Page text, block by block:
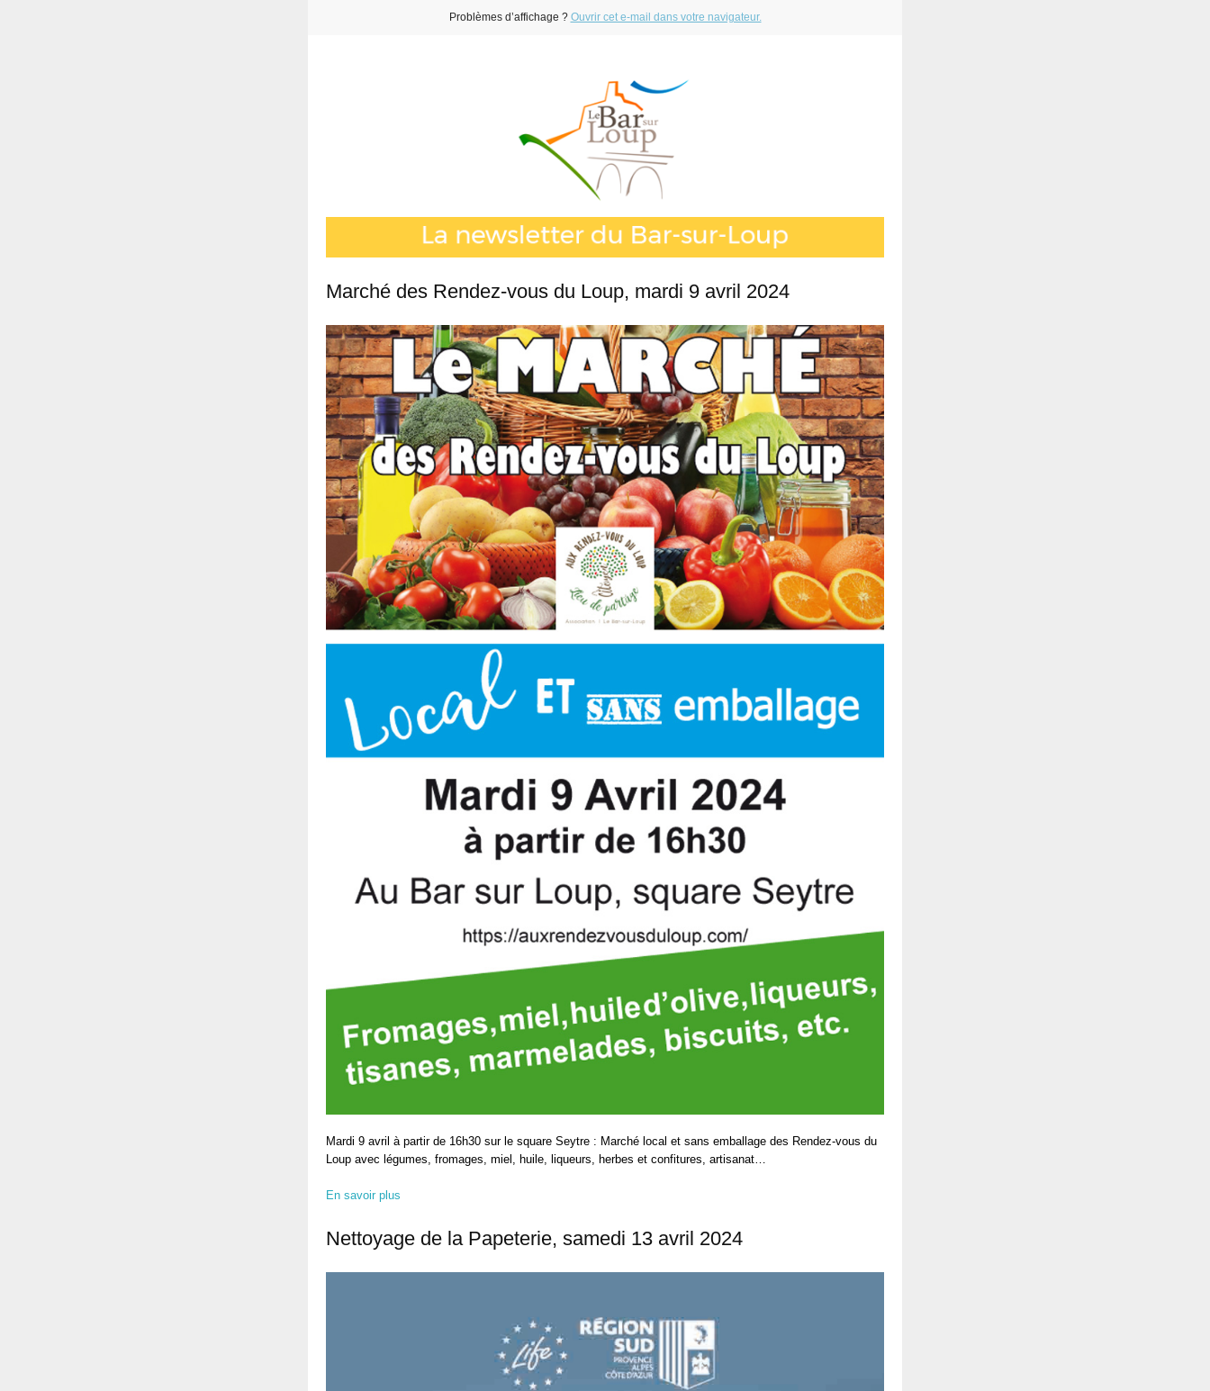
Problèmes d’affichage ? Ouvrir cet e-mail dans votre navigateur.
Marché des Rendez-vous du Loup, mardi 9 avril 2024
Mardi 9 avril à partir de 16h30 sur le square Seytre : Marché local et sans emballage des Rendez-vous du
Loup avec légumes, fromages, miel, huile, liqueurs, herbes et confitures, artisanat…
En savoir plus
Nettoyage de la Papeterie, samedi 13 avril 2024